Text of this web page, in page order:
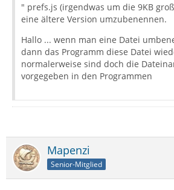
" prefs.js (irgendwas um die 9KB
eine ältere Version umzubenennen.
Hallo ... wenn man eine Datei
dann das Programm diese Datei
normalerweise sind doch die
vorgegeben in den Programmen
Mapenzi
Senior-Mitglied